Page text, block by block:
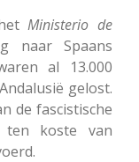
hetMinisterio de
naar Spaans
al 13.000
gelost.
de fascistische
ten koste van